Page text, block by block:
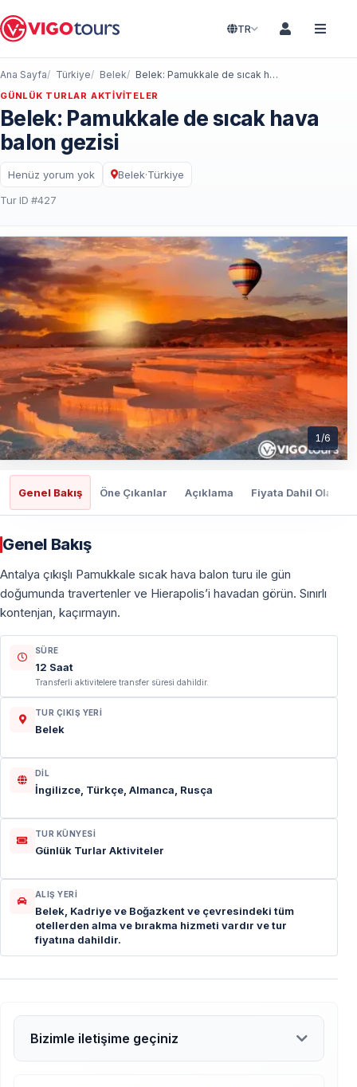
TR
Ana Sayfa Türkiye Belek Belek: Pamukkale de sıcak hava balon gezisi
GÜNLÜK TURLAR AKTIVITELER
Belek: Pamukkale de sıcak hava
balon gezisi
Henüz yorum yok Belek·Türkiye
Tur ID #427
1/6
Genel Bakış Öne Çıkanlar Açıklama Fiyata Dahil Olanlar
Genel Bakış
Antalya çıkışlı Pamukkale sıcak hava balon turu ile gün
doğumunda travertenler ve Hierapolis’i havadan görün. Sınırlı
kontenjan, kaçırmayın.
SÜRE
12 Saat
Transferli aktivitelere transfer süresi dahildir.
TUR ÇIKIŞ YERI
Belek
DIL
İngilizce, Türkçe, Almanca, Rusça
TUR KÜNYESI
Günlük Turlar Aktiviteler
ALIŞ YERI
Belek, Kadriye ve Boğazkent ve çevresindeki tüm
otellerden alma ve bırakma hizmeti vardır ve tur
fiyatına dahildir.
Bizimle iletişime geçiniz